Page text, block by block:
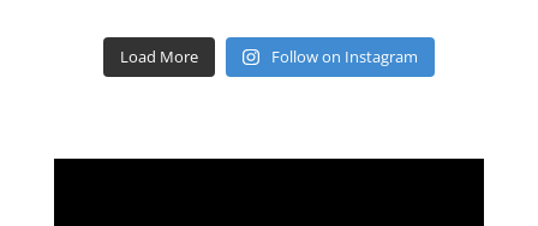
Load More Follow on Instagram